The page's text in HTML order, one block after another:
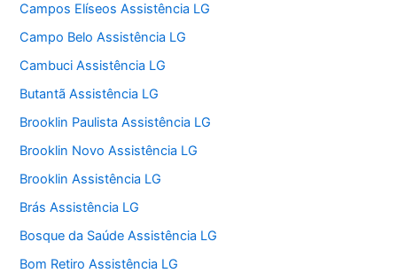
Campos Elíseos Assistência LG
Campo Belo Assistência LG
Cambuci Assistência LG
Butantã Assistência LG
Brooklin Paulista Assistência LG
Brooklin Novo Assistência LG
Brooklin Assistência LG
Brás Assistência LG
Bosque da Saúde Assistência LG
Bom Retiro Assistência LG